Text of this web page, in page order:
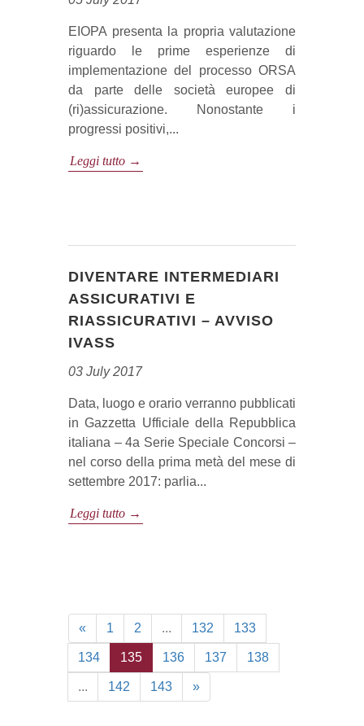
EIOPA presenta la propria valutazione
riguardo le prime esperienze di
implementazione del processo ORSA
da parte delle società europee di
(ri)assicurazione. Nonostante i
progressi positivi,...
Leggi tutto →
DIVENTARE INTERMEDIARI
ASSICURATIVI E
RIASSICURATIVI – AVVISO
IVASS
03 July 2017
Data, luogo e orario verranno pubblicati
in Gazzetta Ufficiale della Repubblica
italiana – 4a Serie Speciale Concorsi –
nel corso della prima metà del mese di
settembre 2017: parlia...
Leggi tutto →
« 1 2 ... 132 133
134 135 136 137 138
... 142 143 »